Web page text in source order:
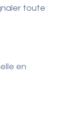
toute